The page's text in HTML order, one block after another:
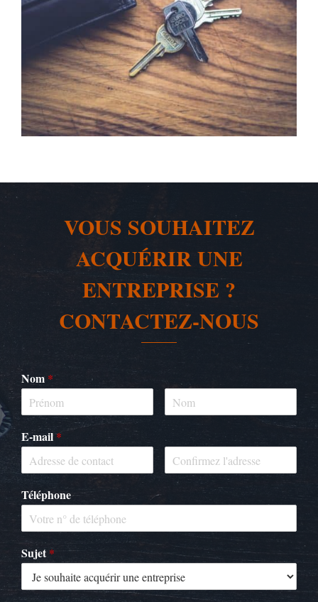
VOUS SOUHAITEZ
ACQUÉRIR UNE
ENTREPRISE ?
CONTACTEZ-NOUS
Nom *
E-mail *
Téléphone
Sujet*